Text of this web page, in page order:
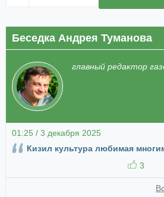
Беседка Андрея Туманова
главный редактор
01:25 / 3 декабря 2025
Кизил культура любимая
3